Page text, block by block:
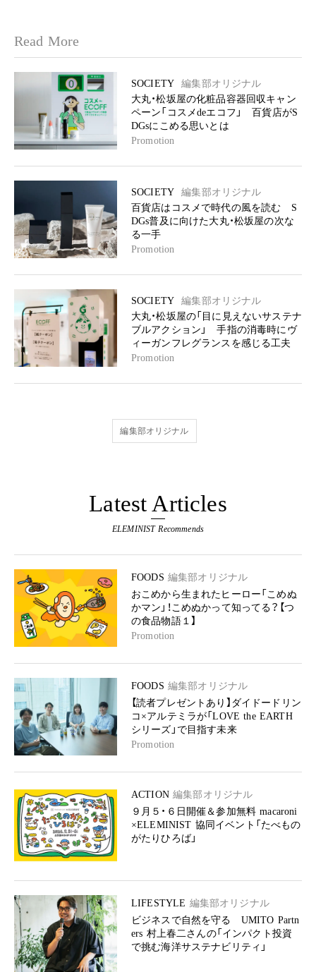
Read More
SOCIETY
編集部オリジナル
大丸・松坂屋の化粧品容器回収キャン
ペーン「コスメdeエコフ」 百貨店がS
DGsにこめる思いとは
Promotion
SOCIETY
編集部オリジナル
百貨店はコスメで時代の風を読む S
DGs普及に向けた大丸・松坂屋の次な
る一手
Promotion
SOCIETY
編集部オリジナル
大丸・松坂屋の「目に見えないサステナ
ブルアクション」 手指の消毒時にヴ
ィーガンフレグランスを感じる工夫
Promotion
編集部オリジナル
Latest Articles
ELEMINIST Recommends
FOODS 編集部オリジナル
おこめから生まれたヒーロー「こめぬ
かマン」！こめぬかって知ってる？【つ
の食品物語１】
Promotion
FOODS 編集部オリジナル
【読者プレゼントあり】ダイドードリン
コ×アルテミラが「LOVE the EARTH
シリーズ」で目指す未来
Promotion
ACTION 編集部オリジナル
９月５・６日開催＆参加無料 macaroni
×ELEMINIST 協同イベント「たべもの
がたりひろば」
LIFESTYLE 編集部オリジナル
ビジネスで自然を守る UMITO Partn
ers 村上春二さんの「インパクト投資
で挑む海洋サステナビリティ」